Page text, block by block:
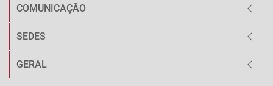
COMUNICAÇÃO
SEDES
GERAL